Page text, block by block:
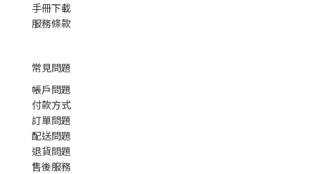
手冊下載
服務條款
常見問題
帳戶問題
付款方式
訂單問題
配送問題
退貨問題
售後服務